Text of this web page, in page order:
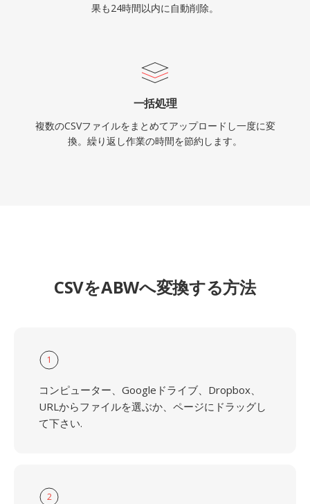
果も24時間以内に自動削除。
一括処理
複数のCSVファイルをまとめてアップロードし一度に変
換。繰り返し作業の時間を節約します。
CSVをABWへ変換する方法
1
コンピューター、Googleドライブ、Dropbox、
URLからファイルを選ぶか、ページにドラッグし
て下さい.
2